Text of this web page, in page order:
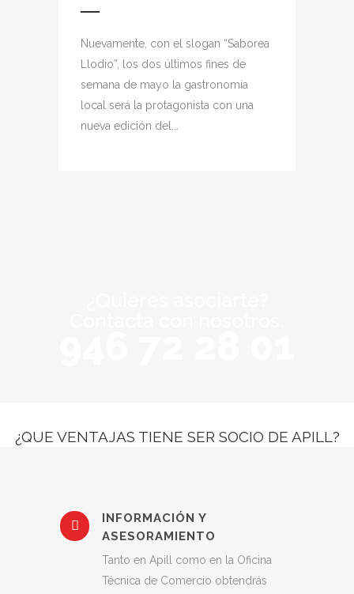
Nuevamente, con el slogan “Saborea
Llodio”, los dos últimos fines de
semana de mayo la gastronomía
local será la protagonista con una
nueva edición del...
¿QUE VENTAJAS TIENE SER SOCIO DE APILL?
INFORMACIÓN Y
ASESORAMIENTO
Tanto en Apill como en la Oficina
Técnica de Comercio obtendrás